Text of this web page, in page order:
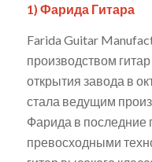
1) Фарида Гитара
Farida Guitar
производством
открытия завода в
стала ведущим
Фарида в последние
превосходными